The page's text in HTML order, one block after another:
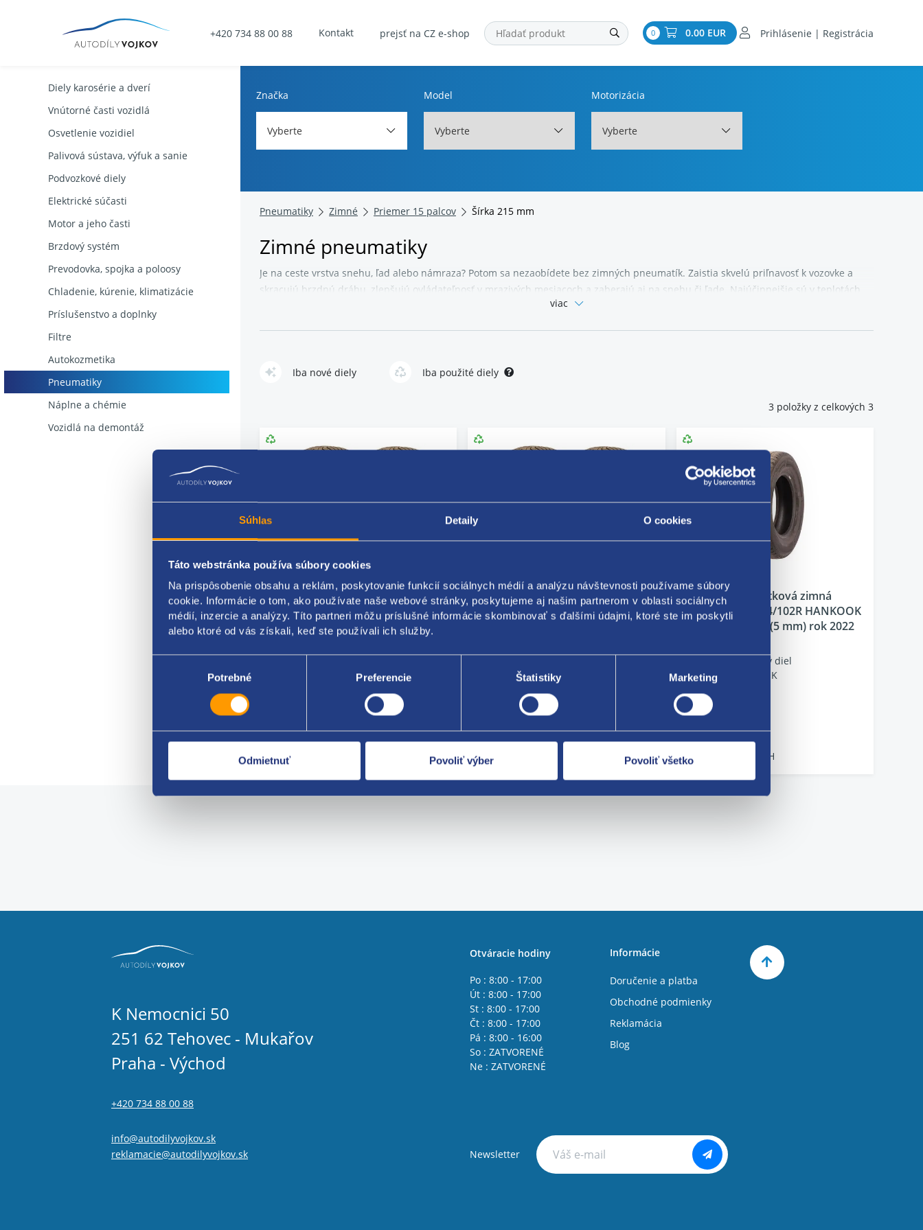
Súhlas Detaily O cookies
Táto webstránka používa súbory cookies
Na prispôsobenie obsahu a reklám, poskytovanie funkcií sociálnych médií a analýzu návštevnosti používame súbory
cookie. Informácie o tom, ako používate naše webové stránky, poskytujeme aj našim partnerom v oblasti sociálnych
médií, inzercie a analýzy. Títo partneri môžu príslušné informácie skombinovať s ďalšími údajmi, ktoré ste im poskytli
alebo ktoré od vás získali, keď ste používali ich služby.
Potrebné Preferencie Štatistiky Marketing
Odmietnuť Povoliť výber Povoliť všetko
+420 734 88 00 88 Kontakt prejsť na CZ e-shop 0 0.00 EUR Prihlásenie | Registrácia
Značka
Vyberte
Model
Vyberte
Motorizácia
Vyberte
Diely karosérie a dverí
Vnútorné časti vozidlá
Osvetlenie vozidiel
Palivová sústava, výfuk a sanie
Podvozkové diely
Elektrické súčasti
Motor a jeho časti
Brzdový systém
Prevodovka, spojka a poloosy
Chladenie, kúrenie, klimatizácie
Príslušenstvo a doplnky
Filtre
Autokozmetika
Pneumatiky
Náplne a chémie
Vozidlá na demontáž
Pneumatiky Zimné Priemer 15 palcov Šírka 215 mm
Zimné pneumatiky
Je na ceste vrstva snehu, ľad alebo námraza? Potom sa nezaobídete bez zimných pneumatík. Zaistia skvelú priľnavosť k vozovke a
skracujú brzdnú dráhu, zlepšujú ovládateľnosť v mrazivých mesiacoch a zaberajú aj na snehu či ľade. Najúčinnejšie sú v teplotách
pod +7 °C. Sú tou najbezpečnejšou voľbou nielen do hôr. V ponuke nájdete zimné pneumatiky rôznych priemerov, pre väčšinu
viac
Iba nové diely Iba použité diely
3 položky z celkových 3
Súprava dvoch pneumatík
ZIMNÁ 215/55 R16 93H KUMHO
WINTERCRAFT WP52 (7 mm) rok
2025
Stav dielu: použitý diel
66.30 EUR
53.90 EUR bez DPH
Súprava dvoch pneumatík
ZIMNÁ 215/55 R16 93H KUMHO
WINTERCRAFT WP52 (7 mm) rok
Stav dielu: použitý diel
Výrobca: KUMHO
skladom 1 ks
59.67 EUR
48.51 EUR bez DPH
Pneumatika úžitková zimná
215/65 R15C 104/102R HANKOOK
Winter Icept LV (5 mm) rok 2022
Stav dielu: použitý diel
Výrobca: HANKOOK
skladom 1 ks
26.52 EUR
21.56 EUR bez DPH
K Nemocnici 50
251 62 Tehovec - Mukařov
Praha - Východ
+420 734 88 00 88
info@autodilyvojkov.sk
reklamacie@autodilyvojkov.sk
Otváracie hodiny
Po : 8:00 - 17:00
Út : 8:00 - 17:00
St : 8:00 - 17:00
Čt : 8:00 - 17:00
Pá : 8:00 - 16:00
So : ZATVORENÉ
Ne : ZATVORENÉ
Informácie
Doručenie a platba
Obchodné podmienky
Reklamácia
Blog
Newsletter